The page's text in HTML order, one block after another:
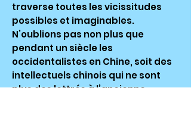
traverse toutes les vicissitudes
possibles et imaginables.
N’oublions pas non plus que
pendant un siècle les
occidentalistes en Chine, soit des
intellectuels chinois qui ne sont
plus des lettrés à l’ancienne